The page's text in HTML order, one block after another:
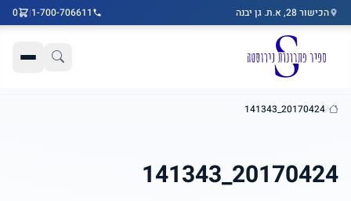
דלג לתוכן הראשי
הכישור 28, א.ת. גן יבנה 1-700-706611
|
0
בית
/
20170424_141343
20170424_141343